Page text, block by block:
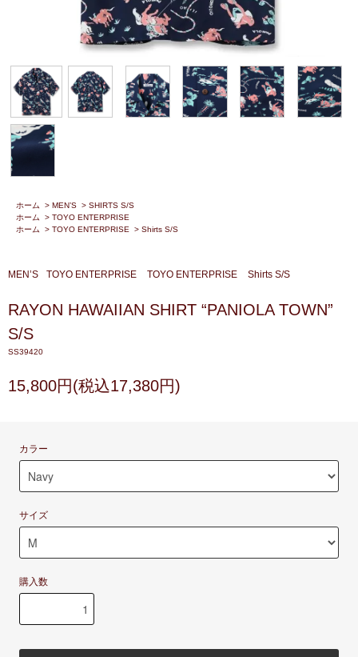
ホーム > MEN’S > SHIRTS S/S
ホーム
> TOYO ENTERPRISE
ホーム
> TOYO ENTERPRISE > Shirts S/S
MEN’S TOYO ENTERPRISE TOYO ENTERPRISE Shirts S/S
RAYON HAWAIIAN SHIRT “PANIOLA TOWN”
S/S
SS39420
15,800円(税込17,380円)
カラー
サイズ
購入数